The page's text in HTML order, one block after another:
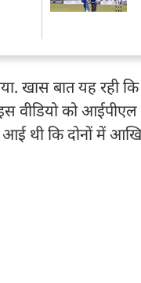
खास बात यह रही
वीड‍ियो को
थी कि दोनों में